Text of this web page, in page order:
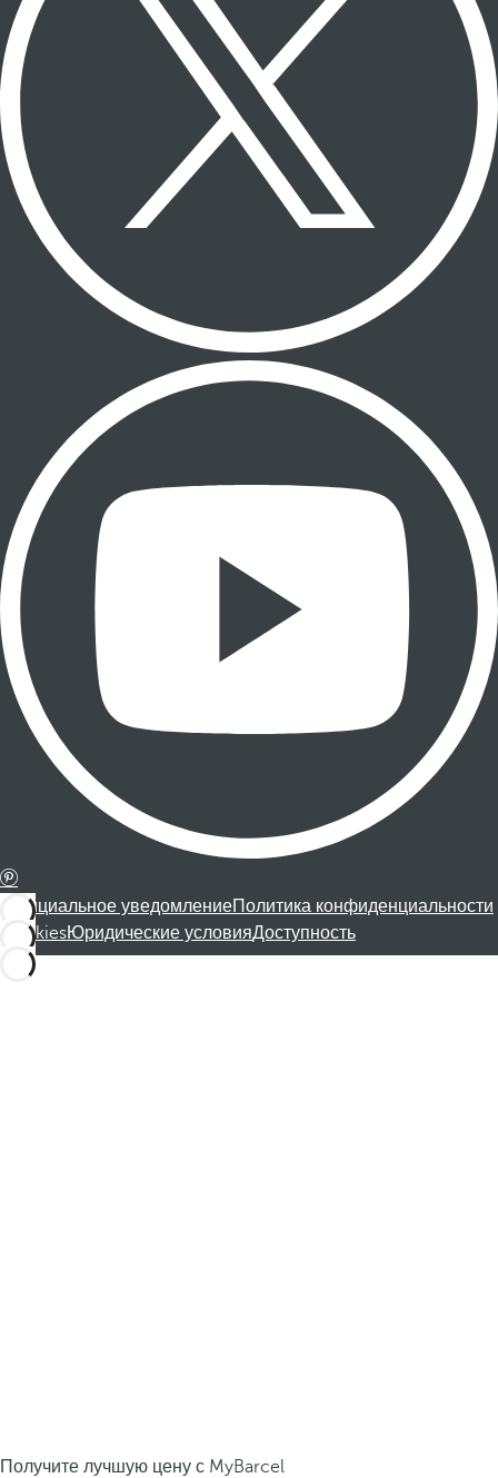
Официальное уведомлениеПолитика конфиденциальности
CookiesЮридические условияДоступность
Получите лучшую цену с MyBarcel